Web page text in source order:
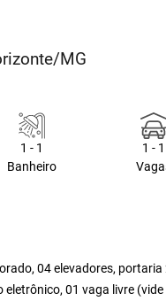
MG
1 - 1
Banheiro
1 - 1
04 elevadores,
01 vaga livre